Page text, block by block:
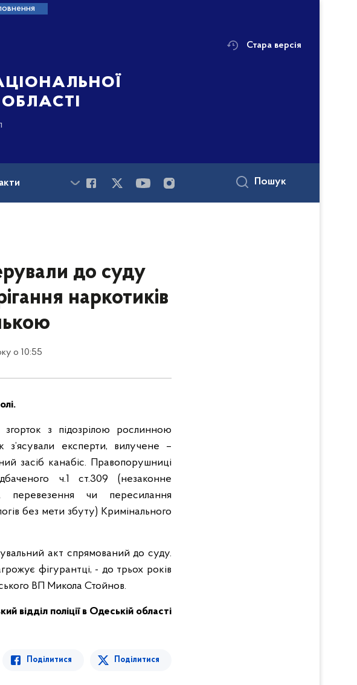
Стара версія
Пошук
до суду
наркотиків
о 10:55
з підозрілою рослинною
з’ясували експерти, вилучене –
засіб канабіс. Правопорушниці
ч.1 ст.309 (незаконне
перевезення чи пересилання
без мети збуту) Кримінального
акт спрямований до суду.
фігурантці, - до трьох років
ВП Микола Стойнов.
відділ поліції в Одеській області
Поділитися Поділитися